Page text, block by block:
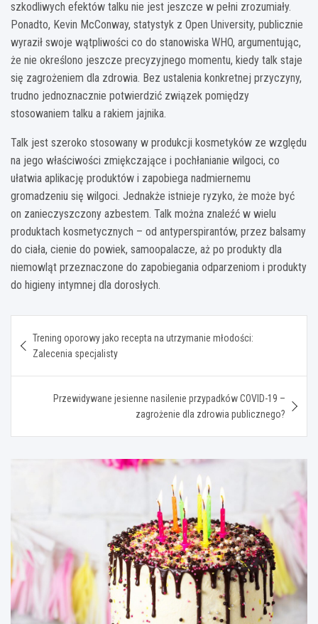
szkodliwych efektów talku nie jest jeszcze w pełni zrozumiały.
Ponadto, Kevin McConway, statystyk z Open University, publicznie
wyraził swoje wątpliwości co do stanowiska WHO, argumentując,
że nie określono jeszcze precyzyjnego momentu, kiedy talk staje
się zagrożeniem dla zdrowia. Bez ustalenia konkretnej przyczyny,
trudno jednoznacznie potwierdzić związek pomiędzy
stosowaniem talku a rakiem jajnika.
Talk jest szeroko stosowany w produkcji kosmetyków ze względu
na jego właściwości zmiękczające i pochłanianie wilgoci, co
ułatwia aplikację produktów i zapobiega nadmiernemu
gromadzeniu się wilgoci. Jednakże istnieje ryzyko, że może być
on zanieczyszczony azbestem. Talk można znaleźć w wielu
produktach kosmetycznych – od antyperspirantów, przez balsamy
do ciała, cienie do powiek, samoopalacze, aż po produkty dla
niemowląt przeznaczone do zapobiegania odparzeniom i produkty
do higieny intymnej dla dorosłych.
wpisu
Trening oporowy jako recepta na utrzymanie młodości:
Zalecenia specjalisty
Przewidywane jesienne nasilenie przypadków COVID-19 –
zagrożenie dla zdrowia publicznego?